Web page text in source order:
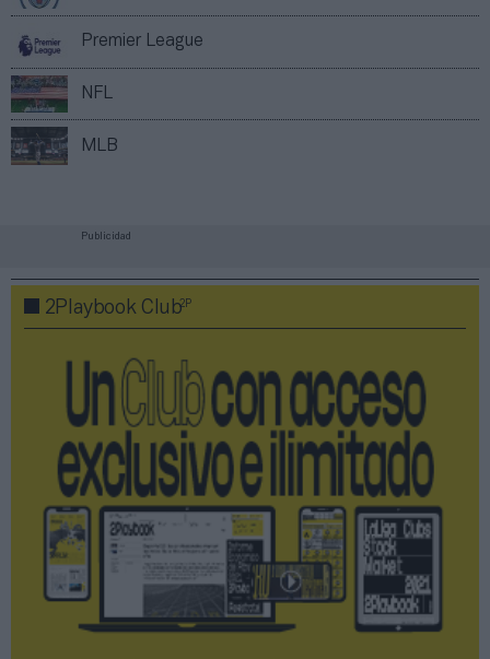
Premier League
NFL
MLB
Publicidad
2Playbook Club2P